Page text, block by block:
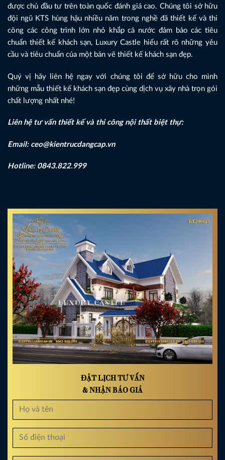
được chủ đầu tư trên toàn quốc đánh giá cao. Chúng tôi sở hữu
đội ngũ KTS hùng hậu nhiều năm trong nghề đã thiết kế và thi
công các công trình lớn nhỏ khắp cả nước đảm bảo các tiêu
chuẩn thiết kế khách sạn, Luxury Castle hiểu rất rõ những yêu
cầu và tiêu chuẩn của một bản vẽ thiết kế khách sạn đẹp.
Quý vị hãy liên hệ ngay với chúng tôi để sở hữu cho mình
những mẫu thiết kế khách sạn đẹp cùng dịch vụ xây nhà trọn gói
chất lượng nhất nhé!
Liên hệ tư vấn thiết kế và thi công nội thất biệt thự:
Email: ceo@kientrucdangcap.vn
Hotline: 0843.822.999
ĐẶT LỊCH TƯ VẤN
& NHẬN BÁO GIÁ